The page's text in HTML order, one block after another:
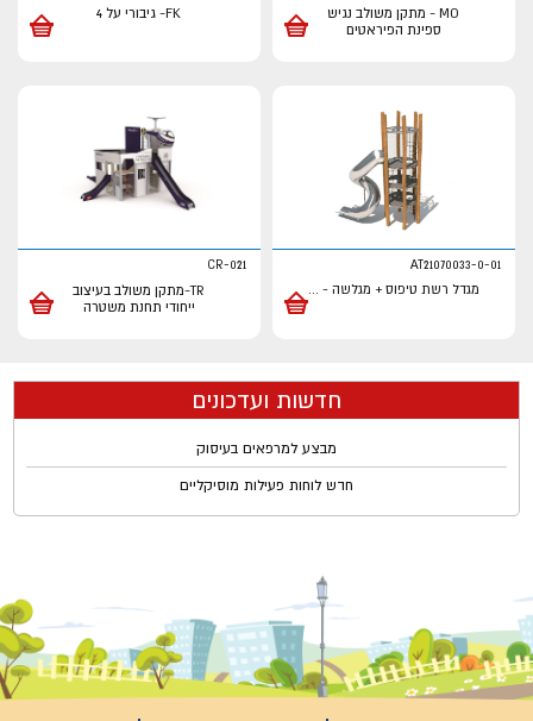
MO - מתקן משולב נגיש
ספינת הפיראטים
FK- גיבורי על 4
AT21070033-0-01
מגדל רשת טיפוס + מגלשה - ...
CR-021
TR-מתקן משולב בעיצוב
ייחודי תחנת משטרה
חדשות ועדכונים
מבצע למרפאים בעיסוק
חדש לוחות פעילות מוסיקליים